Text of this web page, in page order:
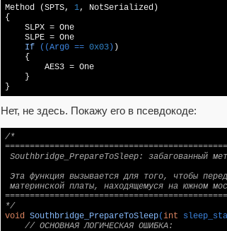
Method (SPTS, 1, NotSerialized)
{
    SLPX = One
    SLPE =
One
If
((Arg0 == 0x03 ) )
{
        AES3 = One
    }
}
Нет, не здесь. Покажу его в псевдокоде:
/*
Southbridge_PrepareToSleep: забагованный
Эта функция вызывается для того, чтобы
материнской платы, находящемуся на южном
*/
void
Southbridge_PrepareToSleep(int
// ОСНОВНАЯ ЛОГИЧЕСКАЯ ОШИБКА: